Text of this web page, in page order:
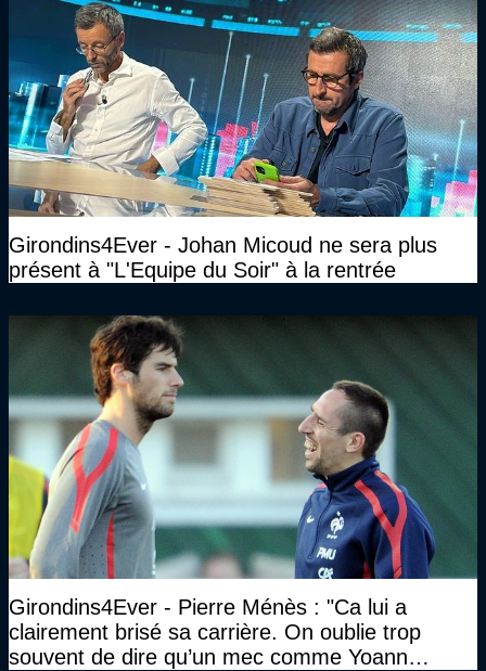
Girondins4Ever - Johan Micoud ne sera plus
présent à "L'Equipe du Soir" à la rentrée
Girondins4Ever - Pierre Ménès : "Ca lui a
clairement brisé sa carrière. On oublie trop
souvent de dire qu’un mec comme Yoann